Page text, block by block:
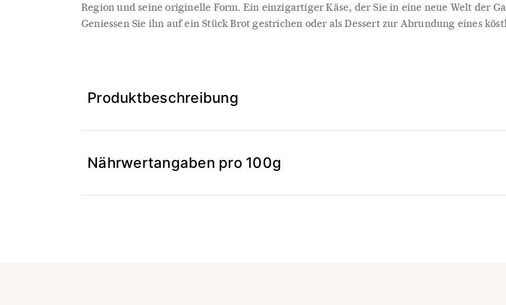
Region und seine originelle Form. Ein einzigartiger Käse, der Sie in eine neue Welt der
Geniessen Sie ihn auf ein Stück Brot gestrichen oder als Dessert zur Abrundung eines
Produktbeschreibung
Nährwertangaben pro 100g